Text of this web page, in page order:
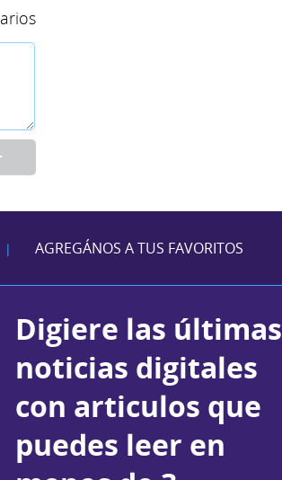
| AGREGÁNOS A TUS FAVORITOS
Digiere las últimas
noticias digitales
con articulos que
puedes leer en